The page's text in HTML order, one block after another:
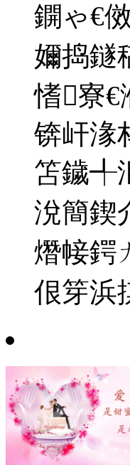
鐦ゃ€
嬭捣鐩
愭寮€
锛屽湪
笘鐬╃
涗簡鍥
熸帹鍔
佷笌